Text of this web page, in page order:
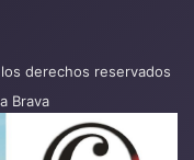
derechos reservados
Brava